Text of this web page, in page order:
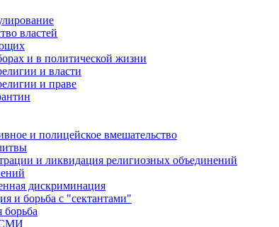
властей
и в политической жизни
и власти
и праве
и полицейское вмешательство
и ликвидация религиозных объединений
дискриминация
и борьба с "сектантами"
борьба
СМИ